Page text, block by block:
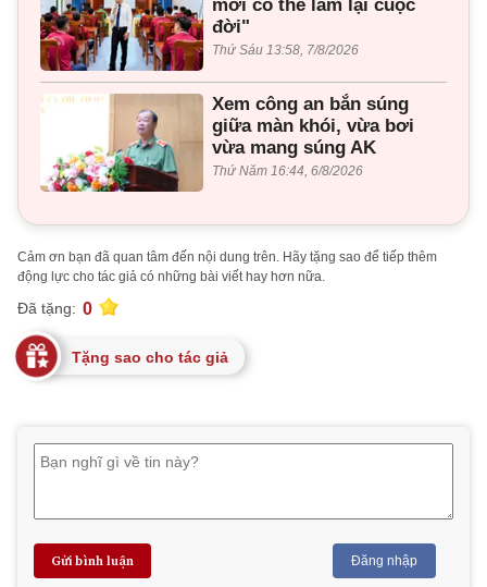
mới có thể làm lại cuộc
đời"
Thứ Sáu 13:58, 7/8/2026
Xem công an bắn súng
giữa màn khói, vừa bơi
vừa mang súng AK
Thứ Năm 16:44, 6/8/2026
Cảm ơn bạn đã quan tâm đến nội dung trên. Hãy tặng sao để tiếp thêm
động lực cho tác giả có những bài viết hay hơn nữa.
Đã tặng: 0
Tặng sao cho tác giả
Gửi bình luận Đăng nhập